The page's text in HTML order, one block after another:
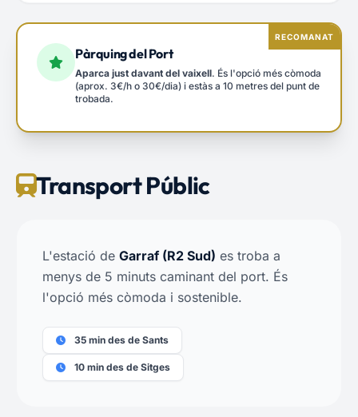
RECOMANAT
Pàrquing del Port
Aparca just davant del vaixell. És l'opció més còmoda
(aprox. 3€/h o 30€/dia) i estàs a 10 metres del punt de
trobada.
Transport Públic
L'estació de Garraf (R2 Sud) es troba a
menys de 5 minuts caminant del port. És
l'opció més còmoda i sostenible.
35 min des de Sants
10 min des de Sitges